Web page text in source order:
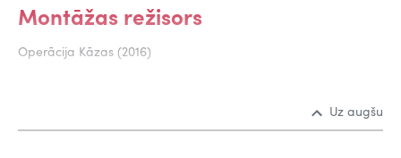
Montāžas režisors
Operācija Kāzas (2016)
Uz augšu